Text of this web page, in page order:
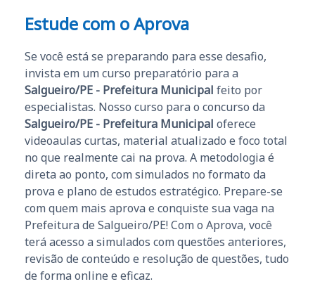
Estude com o Aprova
Se você está se preparando para esse desafio,
invista em um curso preparatório para a
Salgueiro/PE - Prefeitura Municipal feito por
especialistas. Nosso curso para o concurso da
Salgueiro/PE - Prefeitura Municipal oferece
videoaulas curtas, material atualizado e foco total
no que realmente cai na prova. A metodologia é
direta ao ponto, com simulados no formato da
prova e plano de estudos estratégico. Prepare-se
com quem mais aprova e conquiste sua vaga na
Prefeitura de Salgueiro/PE! Com o Aprova, você
terá acesso a simulados com questões anteriores,
revisão de conteúdo e resolução de questões, tudo
de forma online e eficaz.